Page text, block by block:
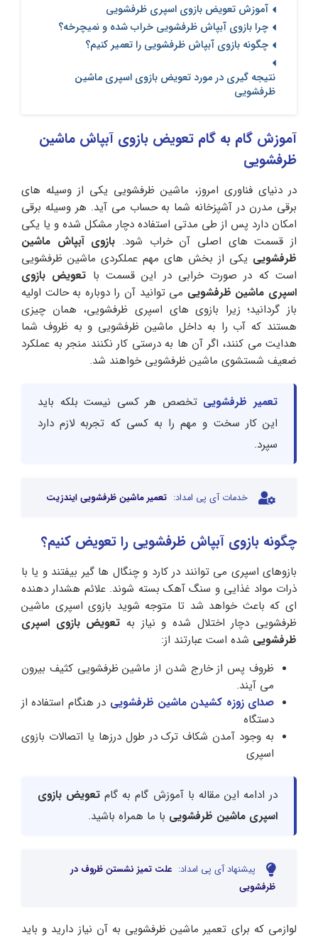
آموزش تعویض بازوی اسپری ظرفشویی
چرا بازوی آبپاش ظرفشویی خراب شده و نمیچرخه؟
چگونه بازوی آبپاش ظرفشویی را تعمیر کنیم؟
نتیجه گیری در مورد تعویض بازوی اسپری ماشین
ظرفشویی
آموزش گام به گام تعویض بازوی آبپاش ماشین
ظرفشویی
در دنیای فناوری امروز، ماشین ظرفشویی یکی از وسیله های
برقی مدرن در آشپزخانه شما به حساب می آید. هر وسیله برقی
امکان دارد پس از طی مدتی استفاده دچار مشکل شده و یا یکی
از قسمت های اصلی آن خراب شود. بازوی آبپاش ماشین
ظرفشویی یکی از بخش های مهم عملکردی ماشین ظرفشویی
است که در صورت خرابی در این قسمت با تعویض بازوی
اسپری ماشین ظرفشویی می توانید آن را دوباره به حالت اولیه
باز گردانید؛ زیرا بازوی های اسپری ظرفشویی، همان چیزی
هستند که آب را به داخل ماشین ظرفشویی و به ظروف شما
هدایت می کنند، اگر آن ها به درستی کار نکنند منجر به عملکرد
ضعیف شستشوی ماشین ظرفشویی خواهند شد.
تعمیر ظرفشویی تخصص هر کسی نیست بلکه باید
این کار سخت و مهم را به کسی که تجربه لازم دارد
سپرد.
خدمات آی پی امداد: تعمیر ماشین ظرفشویی ایندزیت
چگونه بازوی آبپاش ظرفشویی را تعویض کنیم؟
بازوهای اسپری می توانند در کارد و چنگال ها گیر بیفتند و یا با
ذرات مواد غذایی و سنگ آهک بسته شوند. علائم هشدار دهنده
ای که باعث خواهد شد تا متوجه شوید بازوی اسپری ماشین
ظرفشویی دچار اختلال شده و نیاز به تعویض بازوی اسپری
ظرفشویی شده است عبارتند از:
ظروف پس از خارج شدن از ماشین ظرفشویی کثیف بیرون
می آیند.
صدای زوزه کشیدن ماشین ظرفشویی در هنگام استفاده از
دستگاه
به وجود آمدن شکاف ترک در طول درزها یا اتصالات بازوی
اسپری
در ادامه این مقاله با آموزش گام به گام تعویض بازوی
اسپری ماشین ظرفشویی با ما همراه باشید.
پیشنهاد آی پی امداد: علت تمیز نشستن ظروف در
ظرفشویی
لوازمی که برای تعمیر ماشین ظرفشویی به آن نیاز دارید و باید